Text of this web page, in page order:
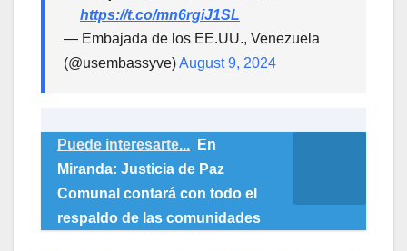
https://t.co/mn6rgiJ1SL
— Embajada de los EE.UU., Venezuela
(@usembassyve)August 9, 2024
Puede interesarte...
En
Miranda: Justicia de Paz
Comunal contará con todo el
respaldo de las comunidades